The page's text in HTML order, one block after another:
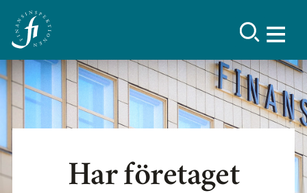
Har företaget